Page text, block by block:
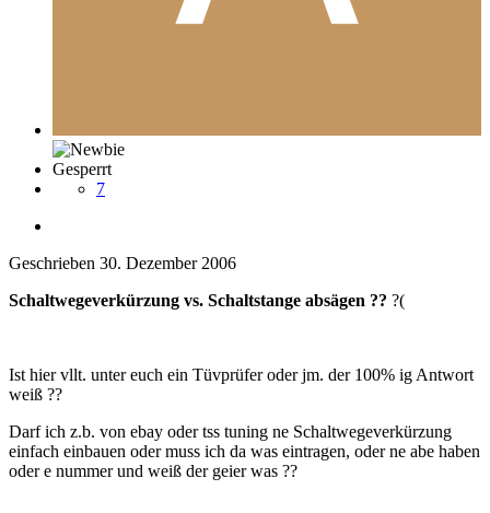
Gesperrt
7
Geschrieben 30. Dezember 2006
Schaltwegeverkürzung vs. Schaltstange absägen ?? ?(
Ist hier vllt. unter euch ein Tüvprüfer oder jm. der 100% ig Antwort
weiß ??
Darf ich z.b. von ebay oder tss tuning ne Schaltwegeverkürzung
einfach einbauen oder muss ich da was eintragen, oder ne abe haben
oder e nummer und weiß der geier was ??